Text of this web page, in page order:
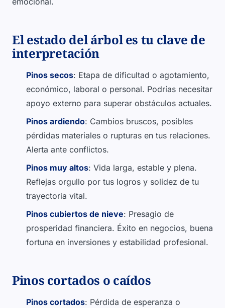
El estado del árbol es tu clave de
interpretación
Pinos secos: Etapa de dificultad o agotamiento,
económico, laboral o personal. Podrías necesitar
apoyo externo para superar obstáculos actuales.
Pinos ardiendo: Cambios bruscos, posibles
pérdidas materiales o rupturas en tus relaciones.
Alerta ante conflictos.
Pinos muy altos: Vida larga, estable y plena.
Reflejas orgullo por tus logros y solidez de tu
trayectoria vital.
Pinos cubiertos de nieve: Presagio de
prosperidad financiera. Éxito en negocios, buena
fortuna en inversiones y estabilidad profesional.
Pinos cortados o caídos
Pinos cortados: Pérdida de esperanza o